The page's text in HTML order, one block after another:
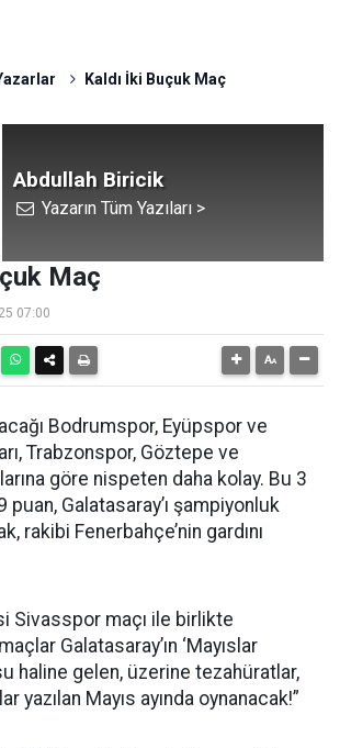
Kaldı İki Buçuk Maç
Abdullah Biricik
Yazarın Tüm Yazıları >
Maç
07:00
Bodrumspor, Eyüpspor ve
Trabzonspor, Göztepe ve
göre nispeten daha kolay. Bu 3
puan, Galatasaray’ı şampiyonluk
rakibi Fenerbahçe’nin gardını
Sivasspor maçı ile birlikte
Galatasaray’ın ‘Mayıslar
haline gelen, üzerine tezahüratlar,
yazılan Mayıs ayında oynanacak!”